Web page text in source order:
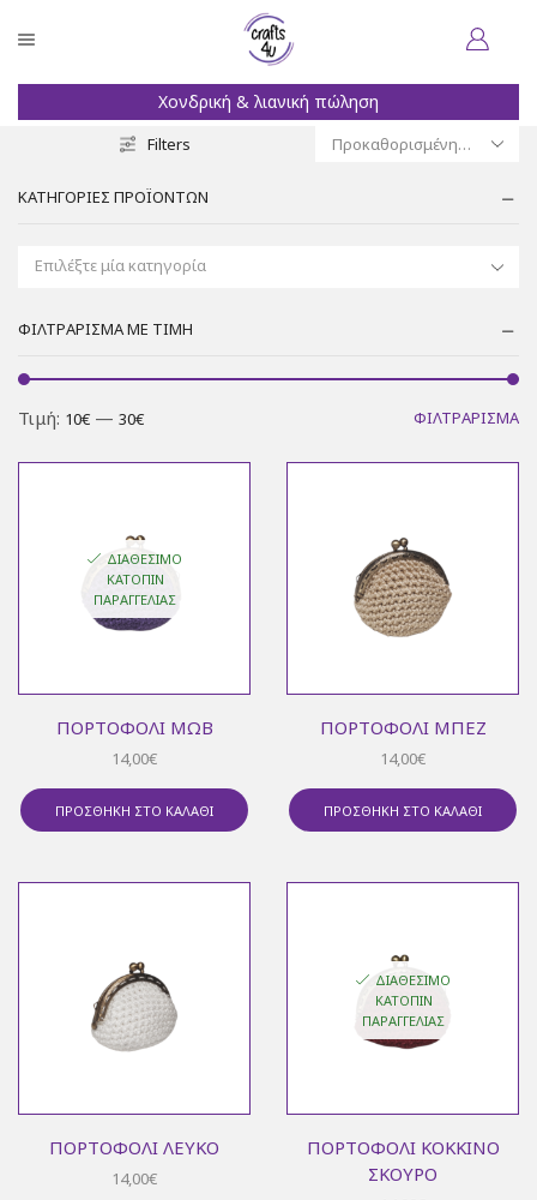
Χειροποίητα
Filters
ΚΑΤΗΓΟΡΊΕΣ ΠΡΟΪΌΝΤΩΝ
Επιλέξτε μία κατηγορία
ΦΙΛΤΡΆΡΙΣΜΑ ΜΕ ΤΙΜΉ
ΦΙΛΤΡΆΡΙΣΜΑ
Τιμή: 10€ — 30€
ΔΙΑΘΈΣΙΜΟ
ΚΑΤΌΠΙΝ
ΠΑΡΑΓΓΕΛΊΑΣ
ΠΟΡΤΟΦΌΛΙ ΜΩΒ
14,00€
ΠΡΟΣΘΉΚΗ ΣΤΟ ΚΑΛΆΘΙ
ΠΟΡΤΟΦΌΛΙ ΜΠΕΖ
14,00€
ΠΡΟΣΘΉΚΗ ΣΤΟ ΚΑΛΆΘΙ
ΠΟΡΤΟΦΌΛΙ ΛΕΥΚΌ
14,00€
ΔΙΑΘΈΣΙΜΟ
ΚΑΤΌΠΙΝ
ΠΑΡΑΓΓΕΛΊΑΣ
ΠΟΡΤΟΦΌΛΙ ΚΌΚΚΙΝΟ
ΣΚΟΎΡΟ